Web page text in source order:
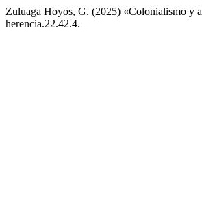
Zuluaga Hoyos, G. (2025) «Colonialismo y
herencia.22.42.4.